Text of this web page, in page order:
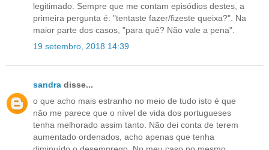
legitimado. Sempre que me contam episódios destes, a
primeira pergunta é: "tentaste fazer/fizeste queixa?". Na
maior parte dos casos, "para quê? Não vale a pena".
19 setembro, 2018 14:39
sandra disse...
o que acho mais estranho no meio de tudo isto é que
não me parece que o nível de vida dos portugueses
tenha melhorado assim tanto. Não dei conta de terem
aumentado ordenados, acho apenas que tenha